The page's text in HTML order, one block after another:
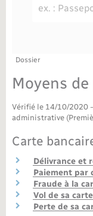
Recensement
Concessions
Info jeunes
Saison
Bibliothèques
Bornes de
Travaux -
Agenda
Budget
La
Plan interactif
Dossier
Moyens
Vérifié le 14/10/2020
administrative
Carte
Délivrance et
Paiement par
Fraude à la
Vol de sa
Perte de sa